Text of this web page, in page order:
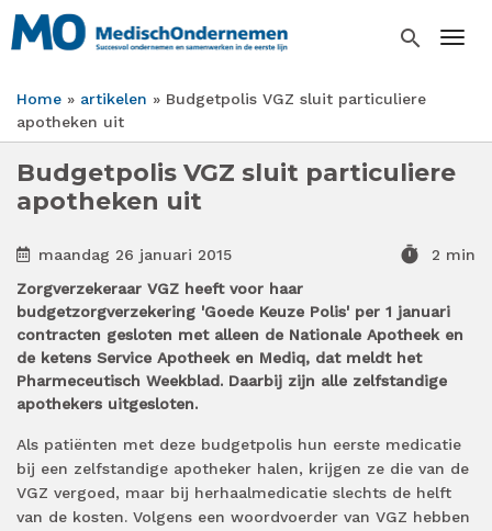
Overslaan
en
inhoud
gaan
search
Kruimelpad
Home artikelen
Budgetpolis VGZ sluit particuliere
apotheken uit
Budgetpolis VGZ sluit particuliere
apotheken uit
maandag 26 januari 2015 timer
2 min
Zorgverzekeraar VGZ heeft voor haar
budgetzorgverzekering 'Goede Keuze Polis' per 1 januari
contracten gesloten met alleen de Nationale Apotheek en
de ketens Service Apotheek en Mediq, dat meldt het
Pharmeceutisch Weekblad. Daarbij zijn alle zelfstandige
apothekers uitgesloten.
Als patiënten met deze budgetpolis hun eerste medicatie
bij een zelfstandige apotheker halen, krijgen ze die van de
VGZ vergoed, maar bij herhaalmedicatie slechts de helft
van de kosten. Volgens een woordvoerder van VGZ hebben